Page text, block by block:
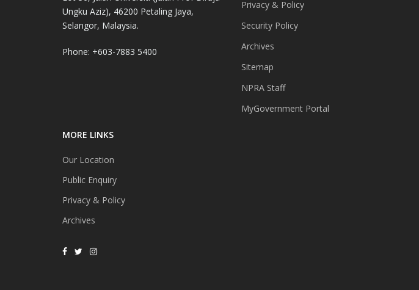
Ungku Aziz), 46200 Petaling Jaya,
Selangor, Malaysia.
Phone: +603-7883 5400
MORE LINKS
Our Location
Public Enquiry
Privacy & Policy
Archives
Privacy & Policy
Security Policy
Archives
Sitemap
NPRA Staff
MyGovernment Portal